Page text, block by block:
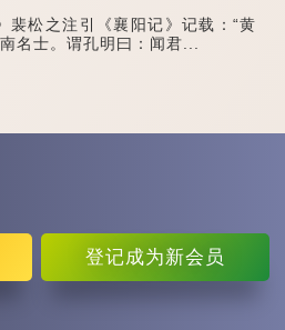
松之注引《襄阳记》记载：“黄
名士。谓孔明曰：闻君...
登记成为新会员